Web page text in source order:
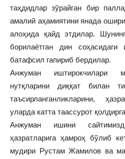
таҳдидлар зўрайган бир
амалий аҳамиятини янада
алоҳида қайд этдилар.
борилаётган дин
батафсил гапириб бердилар.
Анжуман иштирокчилари
нутқларини диққат билан
таъсирланганликларини,
уларда катта таассурот
Анжуман ишини
ҳазратларига ҳамроҳ бўлиб
мудири Рустам Жамилов ва